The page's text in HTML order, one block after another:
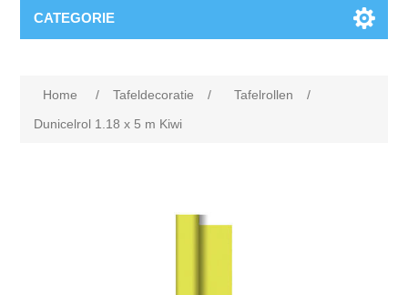
CATEGORIE
Home / Tafeldecoratie / Tafelrollen
/
Dunicelrol 1.18 x 5 m Kiwi